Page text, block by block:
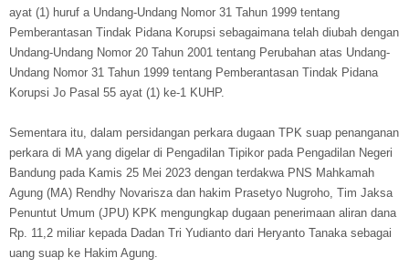
ayat (1) huruf a Undang-Undang Nomor 31 Tahun 1999 tentang
Pemberantasan Tindak Pidana Korupsi sebagaimana telah diubah dengan
Undang-Undang Nomor 20 Tahun 2001 tentang Perubahan atas Undang-
Undang Nomor 31 Tahun 1999 tentang Pemberantasan Tindak Pidana
Korupsi Jo Pasal 55 ayat (1) ke-1 KUHP.
Sementara itu, dalam persidangan perkara dugaan TPK suap penanganan
perkara di MA yang digelar di Pengadilan Tipikor pada Pengadilan Negeri
Bandung pada Kamis 25 Mei 2023 dengan terdakwa PNS Mahkamah
Agung (MA) Rendhy Novarisza dan hakim Prasetyo Nugroho, Tim Jaksa
Penuntut Umum (JPU) KPK mengungkap dugaan penerimaan aliran dana
Rp. 11,2 miliar kepada Dadan Tri Yudianto dari Heryanto Tanaka sebagai
uang suap ke Hakim Agung.